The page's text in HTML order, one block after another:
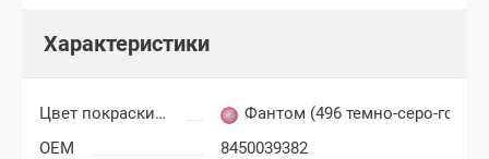
Характеристики
Цвет покраски Лада Веста
Фантом (496 темно-серо-
OEM
8450039382